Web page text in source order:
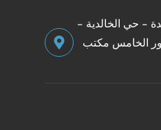
- حي الخالدية -
الخامس مكتب